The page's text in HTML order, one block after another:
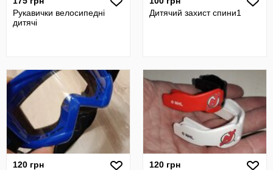
Рукавички велосипедні
дитячі
Дитячий захист спини1
120 грн
120 грн